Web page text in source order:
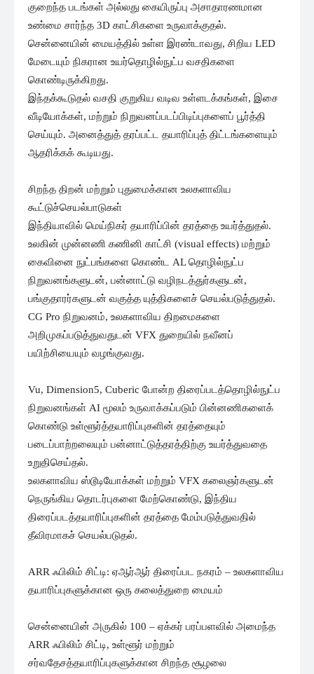
குறைந்த படங்கள் அல்லது கையிருப்பு அசாதாரணமான
உண்மை சார்ந்த 3D காட்சிகளை உருவாக்குதல்.
சென்னையின் மையத்தில் உள்ள இரண்டாவது, சிறிய LED
மேடையும் நிகரான உயர்தொழில்நுட்ப வசதிகளை
கொண்டிருக்கிறது.
இந்தக்கூடுதல் வசதி குறுகிய வடிவ உள்ளடக்கங்கள், இசை
வீடியோக்கள், மற்றும் நிறுவனப்படப்பிடிப்புகளைப் பூர்த்தி
செய்யும். அனைத்துத் தரப்பட்ட தயாரிப்புத் திட்டங்களையும்
ஆதரிக்கக் கூடியது.
சிறந்த திறன் மற்றும் புதுமைக்கான உலகளாவிய
கூட்டுச்செயல்பாடுகள்
இந்தியாவில் மெய்நிகர் தயாரிப்பின் தரத்தை உயர்த்துதல்.
உலகின் முன்னணி கணினி காட்சி (visual effects) மற்றும்
கைவினை நுட்பங்களை கொண்ட AL தொழில்நுட்ப
நிறுவனங்களுடன், பன்னாட்டு வழிநடத்துர்களுடன்,
பங்குதாரர்களுடன் வகுத்த யுத்திகளைச் செயல்படுத்துதல்.
CG Pro நிறுவனம், உலகளாவிய திறமைகளை
அறிமுகப்படுத்துவதுடன் VFX துறையில் நவீனப்
பயிற்சியையும் வழங்குவது.
Vu, Dimension5, Cuberic போன்ற திரைப்படத்தொழில்நுட்ப
நிறுவனங்கள் AI மூலம் உருவாக்கப்படும் பின்னணிகளைக்
கொண்டு உள்ளூர்த்தயாரிப்புகளின் தரத்தையும்
படைப்பாற்றலையும் பன்னாட்டுத்தரத்திற்கு உயர்த்துவதை
உறுதிசெய்தல்.
உலகளாவிய ஸ்டூடியோக்கள் மற்றும் VFX கலைஞர்களுடன்
நெருங்கிய தொடர்புகளை மேற்கொண்டு, இந்திய
திரைப்படத்தயாரிப்புகளின் தரத்தை மேம்படுத்துவதில்
தீவிரமாகச் செயல்படுதல்.
ARR ஃபிலிம் சிட்டி: ஏஆர்ஆர் திரைப்பட நகரம் – உலகளாவிய
தயாரிப்புகளுக்கான ஒரு கலைத்துறை மையம்
சென்னையின் அருகில் 100 – ஏக்கர் பரப்பளவில் அமைந்த
ARR ஃபிலிம் சிட்டி, உள்ளூர் மற்றும்
சர்வதேசத்தயாரிப்புகளுக்கான சிறந்த சூழலை